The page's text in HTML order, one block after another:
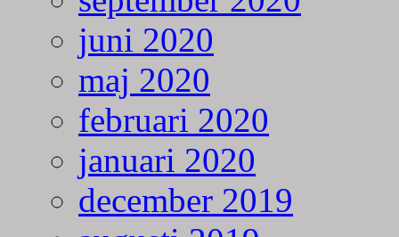
juni 2020
maj 2020
februari 2020
januari 2020
december 2019